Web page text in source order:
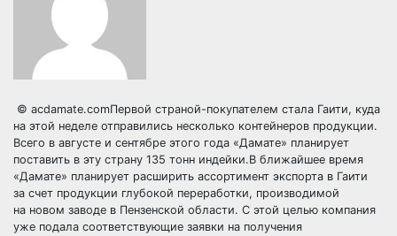
© acdamate.comПервой страной-покупателем стала Гаити, куда
на этой неделе отправились несколько контейнеров продукции.
Всего в августе и сентябре этого года «Дамате» планирует
поставить в эту страну 135 тонн индейки.В ближайшее время
«Дамате» планирует расширить ассортимент экспорта в Гаити
за счет продукции глубокой переработки, производимой
на новом заводе в Пензенской области. С этой целью компания
уже подала соответствующие заявки на получения